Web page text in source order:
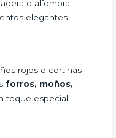
o alfombra.
elegantes.
rojos o cortinas
forros, moños,
toque especial.